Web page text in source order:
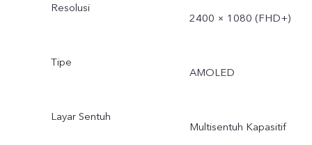
Resolusi
2400 × 1080 (FHD+)
Tipe
AMOLED
Layar Sentuh
Multisentuh Kapasitif